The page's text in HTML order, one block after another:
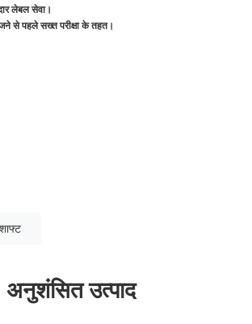
लेबल सेवा।
से पहले सख्त परीक्षा के तहत।
अनुशंसित उत्पाद